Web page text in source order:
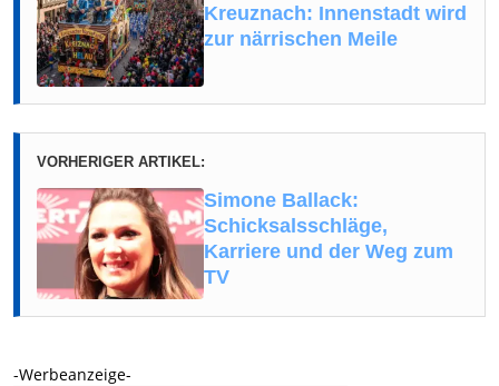
Kreuznach: Innenstadt wird
zur närrischen Meile
VORHERIGER ARTIKEL:
Simone Ballack:
Schicksalsschläge,
Karriere und der Weg zum
TV
-Werbeanzeige-